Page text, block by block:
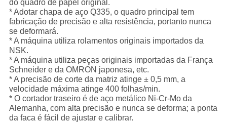
do quadro de papel original.
* Adotar chapa de aço Q335, o quadro principal tem
fabricação de precisão e alta resistência, portanto nunca
se deformará.
* A máquina utiliza rolamentos originais importados da
NSK.
* A máquina utiliza peças originais importadas da França
Schneider e da OMRON japonesa, etc.
* A precisão de corte da matriz atinge ± 0,5 mm, a
velocidade máxima atinge 400 folhas/min.
* O cortador traseiro é de aço metálico Ni-Cr-Mo da
Alemanha, com alta precisão e nunca se deforma; a ponta
da faca é fácil de ajustar e calibrar.